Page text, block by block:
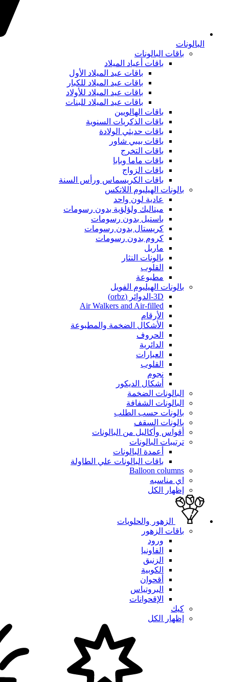
البالونات
باقات البالونات
باقات أعياد الميلاد
باقات عيد الميلاد الأول
باقات عيد الميلاد للكبار
باقات عيد الميلاد للأولاد
باقات عيد الميلاد للبنات
باقات الهالويين
باقات الذكريات السنوية
باقات حديثي الولادة
باقات بيبي شاور
باقات التخرج
باقات ماما وبابا
باقات الزواج
باقات الكريسماس ورأس السنة
بالونات الهيليوم اللاتكس
عادية لون واحد
ميتاليك ولؤلؤية بدون رسومات
باستيل بدون رسومات
كريستال بدون رسومات
كروم بدون رسومات
ماربل
بالونات النثار
القلوب
مطبوعة
بالونات الهيليوم الفويل
3D-الدوائر (orbz)
Air Walkers and Air-filled
الأرقام
الأشكال الضخمة والمطبوعة
الحروف
الدائرية
العبارات
القلوب
نجوم
أشكال الديكور
البالونات الضخمة
البالونات الشفافة
بالونات حسب الطلب
بالونات السقف
أقواس وأكاليل من البالونات
ترتيبات البالونات
أعمدة البالونات
باقات البالونات علي الطاولة
Balloon columns
اي مناسبه
إظهار الكل
الزهور والحلويات
باقات الزهور
ورود
الفاونيا
الزنبق
الكوبية
أقحوان
البروتياس
الإقحوانات
كيك
إظهار الكل